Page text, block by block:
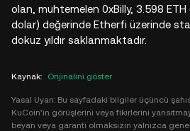
olan, muhtemelen 0xBilly, 3.598 ETH
dolar) değerinde Etherfi üzerinde
dokuz yıldır saklanmaktadır.
Kaynak: Orijinalini göster
Yasal Uyarı: Bu sayfadaki bilgiler üçüncü
KuCoin'in görüşlerini veya fikirlerini
beyan veya garanti olmaksızın yalnızca